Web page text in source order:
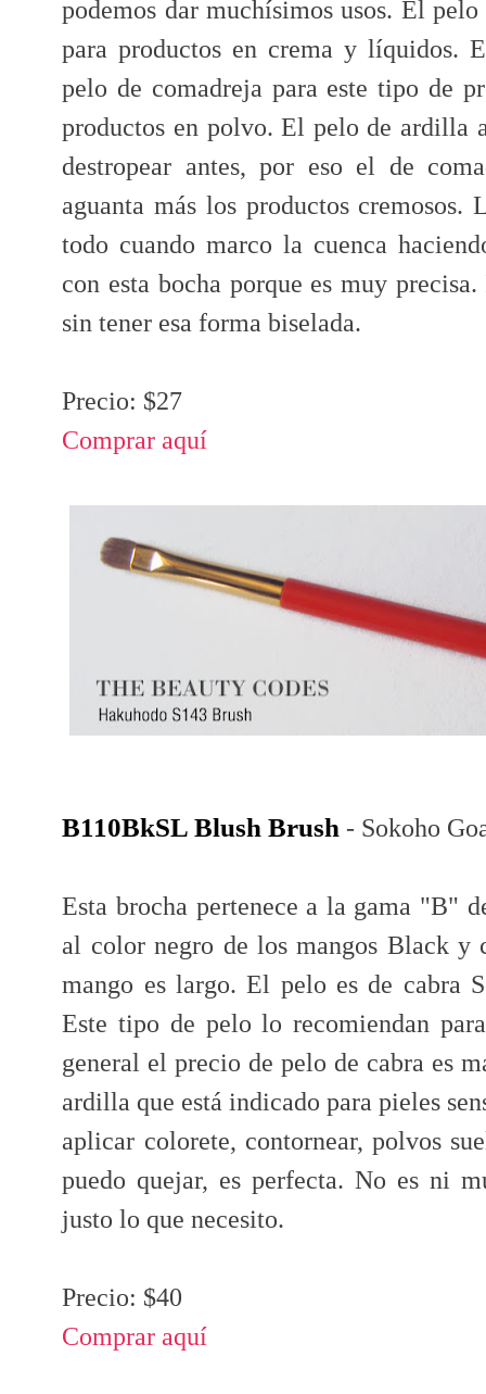
podemos dar muchísimos usos. El
para productos en crema y líquidos.
pelo de comadreja para este tipo de
productos en polvo. El pelo de ardilla
destropear antes, por eso el de
aguanta más los productos cremosos.
todo cuando marco la cuenca
con esta bocha porque es muy
sin tener esa forma biselada.
Precio: $27
Comprar aquí
B110BkSL Blush Brush - Sokoho
Esta brocha pertenece a la gama "B"
al color negro de los mangos Black
mango es largo. El pelo es de cabra
Este tipo de pelo lo recomiendan
general el precio de pelo de cabra es
ardilla que está indicado para pieles
aplicar colorete, contornear, polvos
puedo quejar, es perfecta. No es ni
justo lo que necesito.
Precio: $40
Comprar aquí